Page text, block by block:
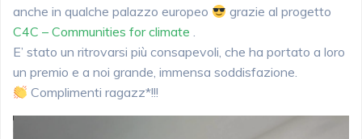
anche in qualche palazzo europeo
grazie al progetto
C4C – Communities for climate
E’ stato un ritrovarsi più consapevoli, che ha portato a loro
un premio e a noi grande, immensa soddisfazione.
Complimenti ragazz*!!!